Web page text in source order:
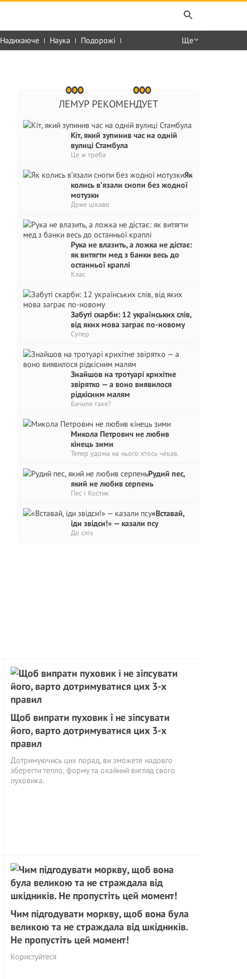
Надихаюче Наука Подорожі Ще
ЛЕМУР РЕКОМЕНДУЕТ
Кіт, який зупинив час на одній
вулиці Стамбула
Це ж треба
Як
колись в’язали снопи без жодної
мотузки
Дуже цікаво
Рука не влазить, а ложка не дістає:
як витягти мед з банки весь до
останньої краплі
Клас
Забуті скарби: 12 українських слів,
від яких мова заграє по-новому
Супер
Знайшов на тротуарі крихітне
звірятко — а воно виявилося
рідкісним малям
Бачили таке?
Микола Петрович не любив
кінець зими
Тепер удома на нього хтось чекав.
Рудий пес,
який не любив серпень
Пес і Костик
«Вставай,
іди звідси!» — казали псу
До сліз
Щоб випрати пуховик і не зіпсувати
його, варто дотримуватися цих 3-х
правил
Дотримуючись цих порад, ви зможете надовго
зберегти тепло, форму та охайний вигляд свого
пуховика.
Чим підгодувати моркву, щоб вона була
великою та не страждала від шкідників.
Не пропустіть цей момент!
Користуйтеся